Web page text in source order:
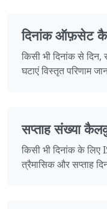
दिनांक ऑफ़सेट
किसी भी दिनांक से दिन,
घटाएं विस्तृत परिणाम
सप्ताह संख्या
किसी भी दिनांक के लिए
त्रैमासिक और सप्ताह